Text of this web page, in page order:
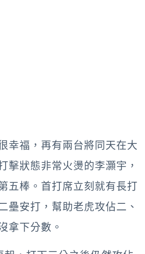
幸福，再有兩台將同天在大
擊狀態非常火燙的李灝宇，
五棒。首打席立刻就有長打
壘安打，幫助老虎攻佔二、
拿下分數。